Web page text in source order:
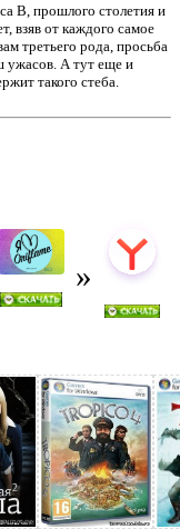
В, прошлого столетия и
взяв от каждого самое
третьего рода, просьба
ужасов. А тут еще и
такого стеба.